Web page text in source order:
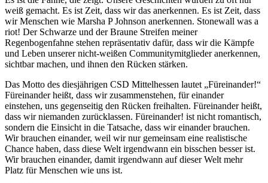
weiß gemacht. Es ist Zeit, dass wir das anerkennen. Es ist Zeit, dass
wir Menschen wie Marsha P Johnson anerkennen. Stonewall was a
riot! Der Schwarze und der Braune Streifen meiner
Regenbogenfahne stehen repräsentativ dafür, dass wir die Kämpfe
und Leben unserer nicht-weißen Communitymitglieder anerkennen,
sichtbar machen, und ihnen den Rücken stärken.
Das Motto des diesjährigen CSD Mittelhessen lautet „Füreinander!“
Füreinander heißt, dass wir zusammenstehen, für einander
einstehen, uns gegenseitig den Rücken freihalten. Füreinander heißt,
dass wir niemanden zurücklassen. Füreinander! ist nicht romantisch,
sondern die Einsicht in die Tatsache, dass wir einander brauchen.
Wir brauchen einander, weil wir nur gemeinsam eine realistische
Chance haben, dass diese Welt irgendwann ein bisschen besser ist.
Wir brauchen einander, damit irgendwann auf dieser Welt mehr
Platz für Menschen wie uns ist.